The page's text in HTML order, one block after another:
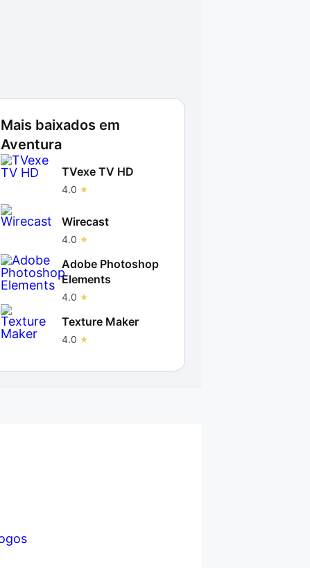
Mais baixados em
Aventura
TVexe TV HD
4.0
Wirecast
4.0
Adobe Photoshop
Elements
4.0
Texture Maker
4.0